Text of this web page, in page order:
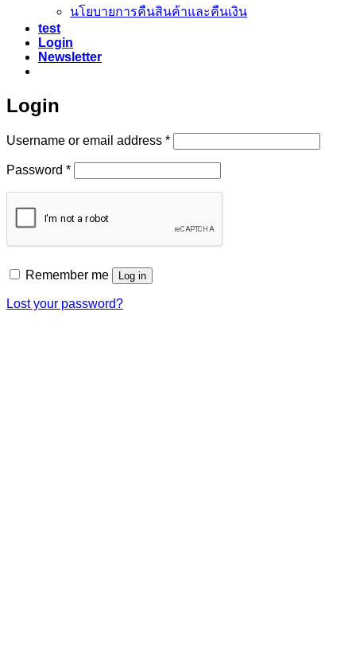
นโยบายการคืนสินค้าและคืนเงิน
test
Login
Newsletter
Login
Username or email address *Required
Password *Required
Remember me Log in
Lost your password?